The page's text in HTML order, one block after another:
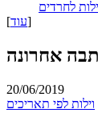
לחרדים
[עוד]
אחרונה
20/06/2019
וילות לפי תאריכים